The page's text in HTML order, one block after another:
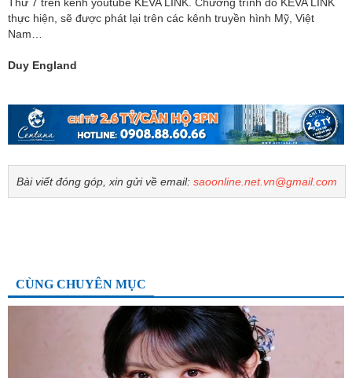
thực hiện, sẽ được phát lại trên các kênh truyền hình Mỹ, Việt
Nam…
Duy England
Bài viết đóng góp, xin gửi về email: saoonline.net.vn@gmail.com
CÙNG CHUYÊN MỤC